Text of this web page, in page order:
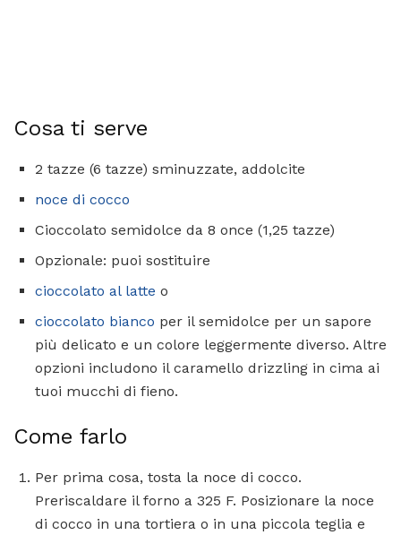
Cosa ti serve
2 tazze (6 tazze) sminuzzate, addolcite
noce di cocco
Cioccolato semidolce da 8 once (1,25 tazze)
Opzionale: puoi sostituire
cioccolato al latte o
cioccolato bianco per il semidolce per un sapore
più delicato e un colore leggermente diverso. Altre
opzioni includono il caramello drizzling in cima ai
tuoi mucchi di fieno.
Come farlo
Per prima cosa, tosta la noce di cocco.
Preriscaldare il forno a 325 F. Posizionare la noce
di cocco in una tortiera o in una piccola teglia e